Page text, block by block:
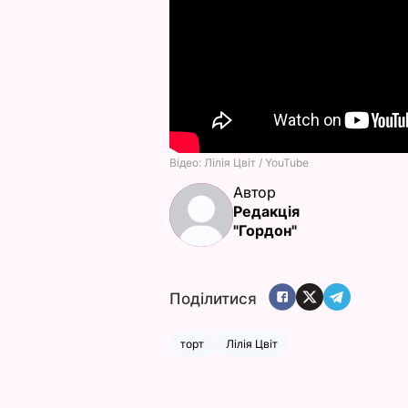
Автор
Редакція
"Гордон"
Поділитися
торт Лілія Цвіт